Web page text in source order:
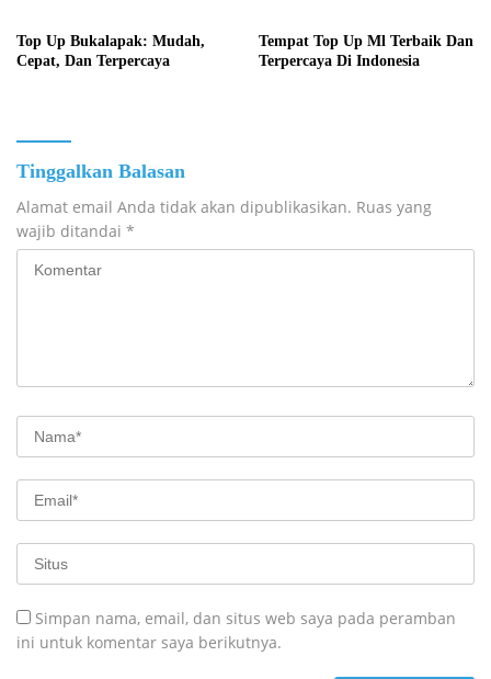
Top Up Bukalapak: Mudah,
Cepat, Dan Terpercaya
Tempat Top Up Ml Terbaik Dan
Terpercaya Di Indonesia
Tinggalkan Balasan
Alamat email Anda tidak akan dipublikasikan. Ruas yang
wajib ditandai *
Simpan nama, email, dan situs web saya pada peramban
ini untuk komentar saya berikutnya.